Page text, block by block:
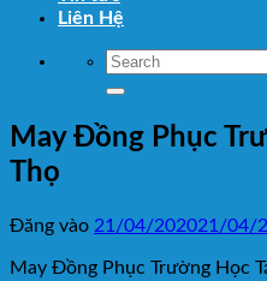
Liên Hệ
May Đồng Phục
Thọ
Đăng vào 21/04/202021/04/
May Đồng Phục Trường Học